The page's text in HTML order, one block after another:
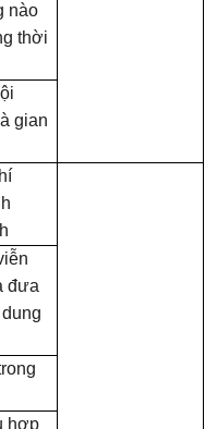
nào
thời
gian
đưa
hợp